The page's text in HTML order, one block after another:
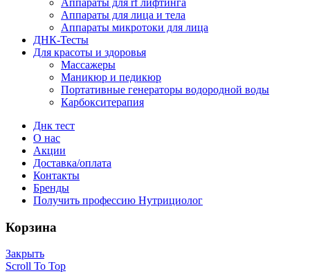
Аппараты для rf лифтинга
Аппараты для лица и тела
Аппараты микротоки для лица
ДНК-Тесты
Для красоты и здоровья
Массажеры
Маникюр и педикюр
Портативные генераторы водородной воды
Карбокситерапия
Днк тест
О нас
Акции
Доставка/оплата
Контакты
Бренды
Получить профессию Нутрициолог
Корзина
Закрыть
Scroll To Top